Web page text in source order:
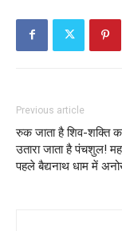
Previous article
रुक जाता है शिव-शक्ति
उतारा जाता है पंचशुल!
पहले बैद्यनाथ धाम में